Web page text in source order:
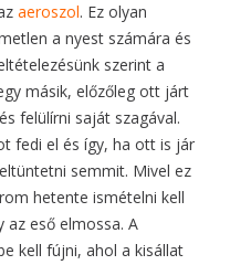
aeroszol. Ez olyan
a nyest számára és
szerint a
másik, előzőleg ott járt
felülírni saját szagával.
fedi el és így, ha ott is jár
semmit. Mivel ez
hetente ismételni kell
az eső elmossa. A
kell fújni, ahol a kisállat